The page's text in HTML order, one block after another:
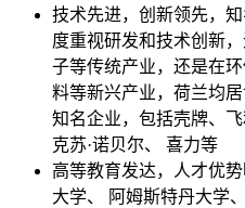
技术先进，创新领先，
度重视研发和技术创新
子等传统产业，还是在
料等新兴产业，荷兰均
知名企业，包括壳牌、
克苏·诺贝尔、 喜力等
高等教育发达，人才优
大学、 阿姆斯特丹大学